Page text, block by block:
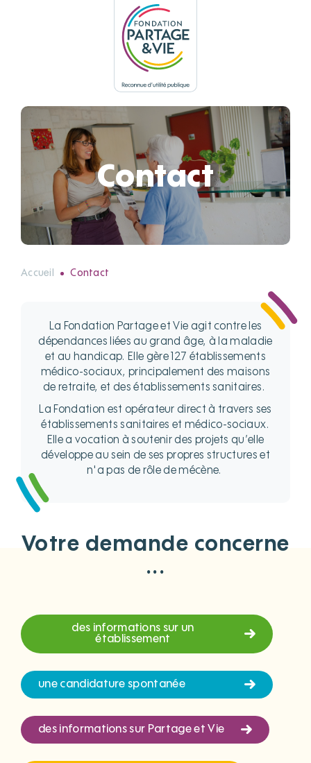
Contact
Accueil Contact
La Fondation Partage et Vie agit contre les
dépendances liées au grand âge, à la maladie
et au handicap. Elle gère 127 établissements
médico-sociaux, principalement des maisons
de retraite, et des établissements sanitaires.
La Fondation est opérateur direct à travers ses
établissements sanitaires et médico-sociaux.
Elle a vocation à soutenir des projets qu’elle
développe au sein de ses propres structures et
n'a pas de rôle de mécène.
Votre demande concerne
...
des informations sur un
établissement
une candidature spontanée
des informations sur Partage et Vie
Panneau de gestion des cookies